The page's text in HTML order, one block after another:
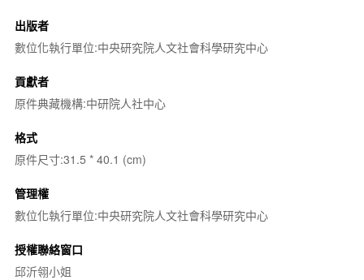
出版者
數位化執行單位:中央研究院人文社會科學研究中心
貢獻者
原件典藏機構:中研院人社中心
格式
原件尺寸:31.5 * 40.1 (cm)
管理權
數位化執行單位:中央研究院人文社會科學研究中心
授權聯絡窗口
邱沂翎小姐